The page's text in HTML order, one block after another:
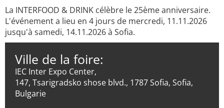
La INTERFOOD & DRINK célèbre le 25ème anniversaire.
L'événement a lieu en 4 jours de mercredi, 11.11.2026
jusqu'à samedi, 14.11.2026 à Sofia.
Ville de la foire:
IEC Inter Expo Center,
147, Tsarigradsko shose blvd., 1787 Sofia, Sofia,
Bulgarie